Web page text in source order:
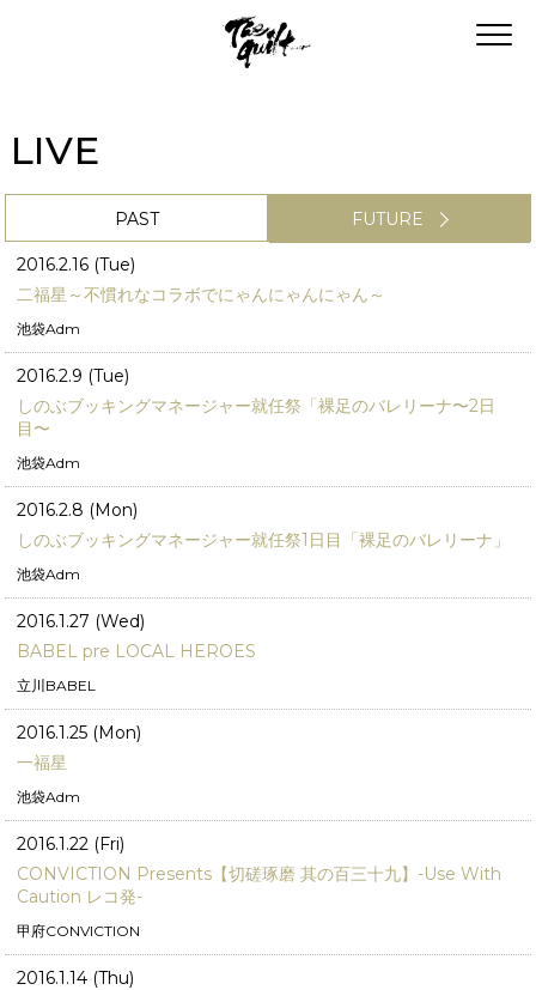
LIVE
PAST FUTURE
2016.2.16 (Tue)
二福星～不慣れなコラボでにゃんにゃんにゃん～
池袋Adm
2016.2.9 (Tue)
しのぶブッキングマネージャー就任祭「裸足のバレリーナ〜2日
目〜
池袋Adm
2016.2.8 (Mon)
しのぶブッキングマネージャー就任祭1日目「裸足のバレリーナ」
池袋Adm
2016.1.27 (Wed)
BABEL pre LOCAL HEROES
立川BABEL
2016.1.25 (Mon)
一福星
池袋Adm
2016.1.22 (Fri)
CONVICTION Presents【切磋琢磨 其の百三十九】-Use With
Caution レコ発-
甲府CONVICTION
2016.1.14 (Thu)